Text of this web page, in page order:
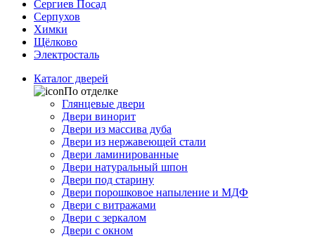
Сергиев Посад
Серпухов
Химки
Щёлково
Электросталь
Каталог дверей
По отделке
Глянцевые двери
Двери винорит
Двери из массива дуба
Двери из нержавеющей стали
Двери ламинированные
Двери натуральный шпон
Двери под старину
Двери порошковое напыление и МДФ
Двери с витражами
Двери с зеркалом
Двери с окном